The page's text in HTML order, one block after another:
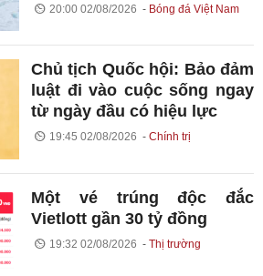
20:00 02/08/2026 Bóng đá Việt Nam
Chủ tịch Quốc hội: Bảo đảm
luật đi vào cuộc sống ngay
từ ngày đầu có hiệu lực
19:45 02/08/2026 Chính trị
Một vé trúng độc đắc
Vietlott gần 30 tỷ đồng
19:32 02/08/2026 Thị trường